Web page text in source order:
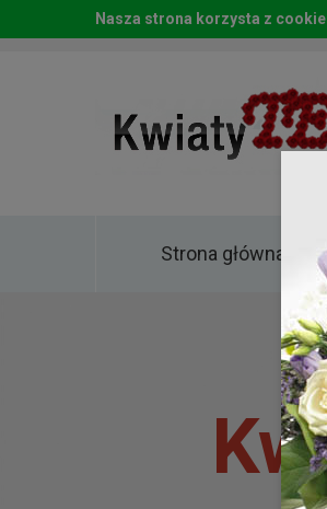
Strona główna
Nasza strona korzysta z